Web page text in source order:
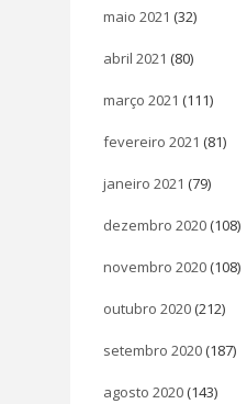
maio 2021 (32)
abril 2021 (80)
março 2021 (111)
fevereiro 2021 (81)
janeiro 2021 (79)
dezembro 2020 (108)
novembro 2020 (108)
outubro 2020 (212)
setembro 2020 (187)
agosto 2020 (143)